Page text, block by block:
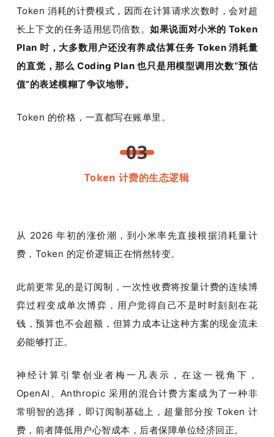
Token 消耗的计费模式，因而在计算请求次数时，会对超
长上下文的任务适用惩罚倍数。如果说面对小米的 Token
Plan 时，大多数用户还没有养成估算任务 Token 消耗量
的直觉，那么 Coding Plan 也只是用模型调用次数“预估
值”的表述模糊了争议地带。
Token 的价格，一直都写在账单里。
03
Token 计费的生态逻辑
从 2026 年初的涨价潮，到小米率先直接根据消耗量计
费，Token 的定价逻辑正在悄然转变。
此前更常见的是订阅制，一次性收费将按量计费的连续博
弈过程变成单次博弈，用户觉得自己不是时时刻刻在花
钱，预算也不会超额，但算力成本让这种方案的现金流未
必能够打正。
神经计算引擎创业者梅一凡表示，在这一视角下，
OpenAI、Anthropic 采用的混合计费方案成为了一种非
常明智的选择，即订阅制基础上，超量部分按 Token 计
费，前者降低用户心智成本，后者保障单位经济回正。